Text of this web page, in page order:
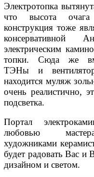
Электротопка
что высота
конструкция тоже
консервативной
электрическим
топки. Сюда же
ТЭНы и
находится муляж
очень реалистично,
подсветка.
Портал
любовью
художниками
будет радовать Вас
дизайном и светом.